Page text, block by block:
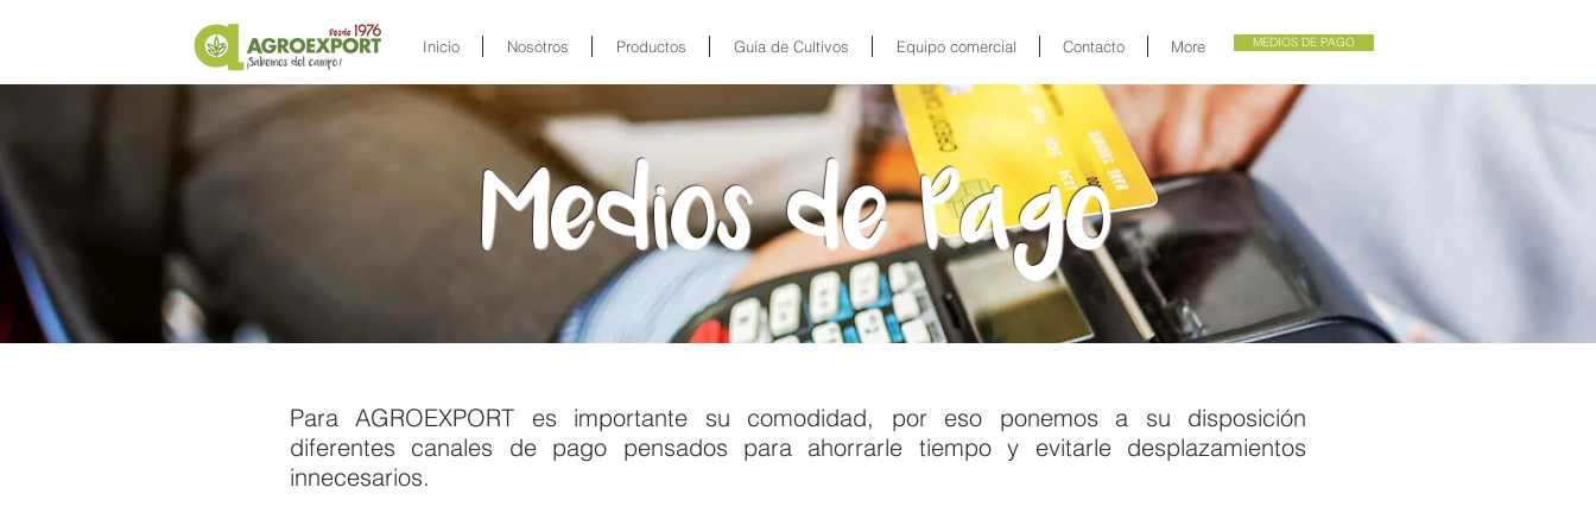
Inicio Nosotros Productos Guía de Cultivos Equipo comercial Contacto More MEDIOS DE PAGO
Medios de Pago
Para AGROEXPORT es importante su comodidad, por eso ponemos a su disposición
diferentes canales de pago pensados para ahorrarle tiempo y evitarle desplazamientos
innecesarios.